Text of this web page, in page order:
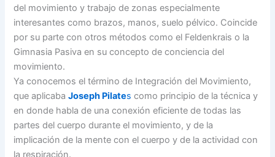
del movimiento y trabajo de zonas especialmente
interesantes como brazos, manos, suelo pélvico. Coincide
por su parte con otros métodos como el Feldenkrais o la
Gimnasia Pasiva en su concepto de conciencia del
movimiento.
Ya conocemos el término de Integración del Movimiento,
que aplicabaJoseph Pilates como principio de la técnica y
en donde habla de una conexión eficiente de todas las
partes del cuerpo durante el movimiento, y de la
implicación de la mente con el cuerpo y de la actividad con
la respiración.